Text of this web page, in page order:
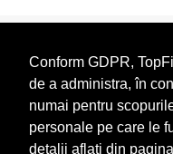
Conform GDPR,
de a administra, în
numai pentru
personale pe care le
detalii aflati din pagina
Topurile sunt realizate de
depuse si au scop
Este interzisa folosirea
precizarea sursei.
Daca doriti sa achizitionati